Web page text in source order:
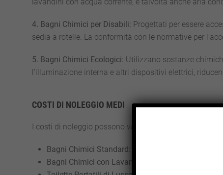
4. Bagni Chimici per Disabili: Progettati per essere
sedia a rotelle. La conformità con le normative per
5. Bagni Chimici Ecologici: Utilizzano sostanze
l’illuminazione interna e altri dispositivi elettrici,
COSTI DI NOLEGGIO MEDI
I costi di noleggio possono variare notevolmente a
Bagni Chimici Standard:
Bagni Chimici con Lavandino: